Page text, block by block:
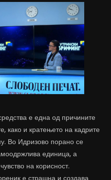
е една од причините
како и кратењето на кадрите
Во Идризово порано се
единица, а
на корисност.